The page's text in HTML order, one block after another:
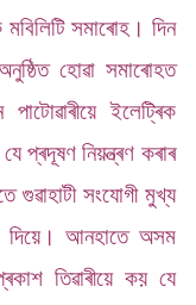
সমাৰোহ। দিন
হোৱা সমাৰোহত
ইলেট্ৰিক
প্ৰদূষণ নিয়ন্ত্ৰণ কৰাৰ
গুৱাহাটী সংযোগী মুখ্য
দিয়ে। আনহাতে অসম
তিৱাৰীয়ে কয় যে